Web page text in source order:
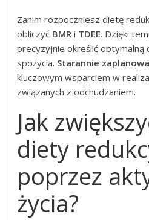
Zanim rozpoczniesz dietę
obliczyć BMR i TDEE. Dzięki
precyzyjnie określić optymalną
spożycia. Starannie
kluczowym wsparciem w
związanych z odchudzaniem.
Jak
diety
poprzez
życia?